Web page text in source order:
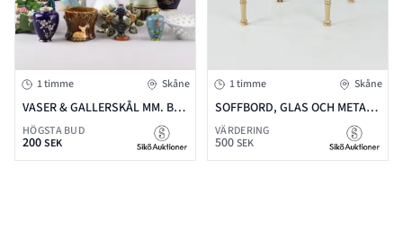
1 timme Skåne
VASER & GALLERSKÅL MM. BLA
TYSKLAND H=26 & MINDRE
HÖGSTA BUD
200SEK
1 timme Skåne
SOFFBORD, GLAS OCH METALL
H=46 L=115 B=80 CM
VÄRDERING
500SEK